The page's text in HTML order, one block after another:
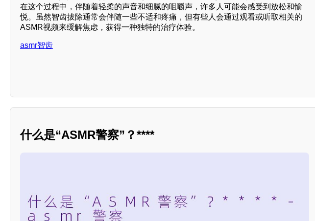
在这个过程中，伴随着轻柔的声音和细腻的咀嚼声，许多人可能会感受到放松和愉
悦。虽然智齿拔除通常会伴随一些不适和疼痛，但有些人会通过观看或听取相关的
ASMR视频来缓解焦虑，获得一种独特的治疗体验。
asmr智齿
什么是“ASMR警察”？****